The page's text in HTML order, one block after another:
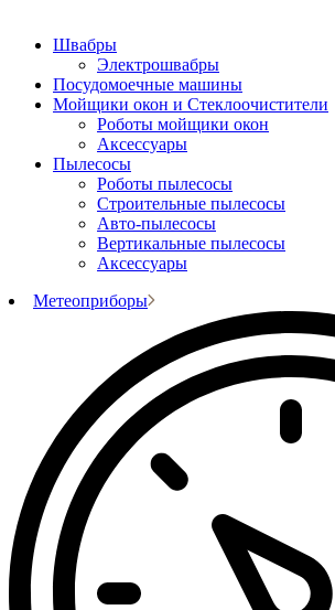
Швабры
Электрошвабры
Посудомоечные машины
Мойщики окон и Стеклоочистители
Роботы мойщики окон
Аксессуары
Пылесосы
Роботы пылесосы
Строительные пылесосы
Авто-пылесосы
Вертикальные пылесосы
Аксессуары
Метеоприборы